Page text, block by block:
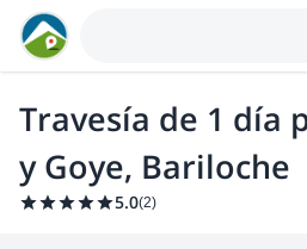
Travesía de 1 día
y Goye, Bariloche
5.0(2)